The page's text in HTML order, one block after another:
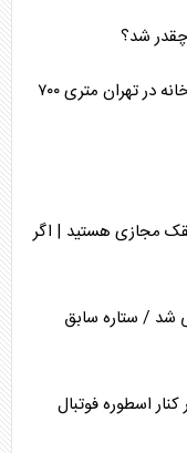
شد؟
خرید آپارتمان با قیمت‌های عجیب / این خانه در تهران متری ۷۰۰
مجازی هستید | اگر
شد / ستاره سابق
یک دوره ۳۰ ساله در کنار اسطوره فوتبال